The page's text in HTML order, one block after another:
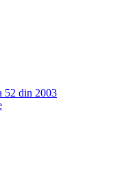
52 din 2003